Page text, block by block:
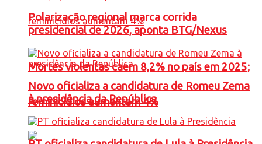
Mortes violentas caem 8,2% no país em 2025;
feminicídios aumentam 4%
Polarização regional marca corrida
presidencial de 2026, aponta BTG/Nexus
Novo oficializa a candidatura de Romeu Zema
à presidência da República